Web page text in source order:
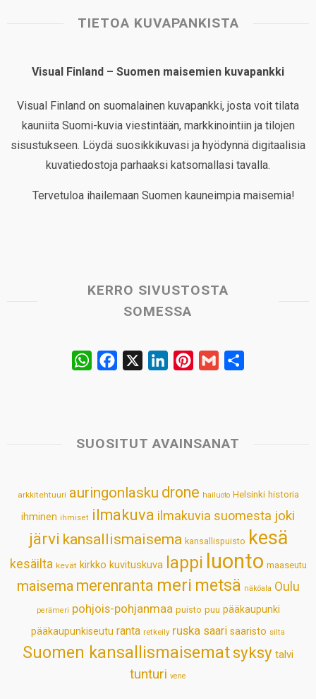
TIETOA KUVAPANKISTA
Visual Finland – Suomen maisemien kuvapankki
Visual Finland on suomalainen kuvapankki, josta voit tilata
kauniita Suomi-kuvia viestintään, markkinointiin ja tilojen
sisustukseen. Löydä suosikkikuvasi ja hyödynnä digitaalisia
kuvatiedostoja parhaaksi katsomallasi tavalla.
Tervetuloa ihailemaan Suomen kauneimpia maisemia!
KERRO SIVUSTOSTA
SOMESSA
W
s
p
b
k
e
n
e
s
t
l
SUOSITUT AVAINSANAT
arkkitehtuuri auringonlasku drone hailuoto Helsinki historia
ihminen ihmiset ilmakuva ilmakuvia suomesta joki
järvi kansallismaisema kansallispuisto kesä
kesäilta kevät kirkko kuvituskuva lappi luonto maaseutu
maisema merenranta meri metsä näköala Oulu
perämeri pohjois-pohjanmaa puisto puu pääkaupunki
pääkaupunkiseutu ranta retkeily ruska saari saaristo silta
Suomen kansallismaisematsyksy talvi
tunturi vene